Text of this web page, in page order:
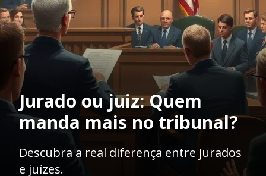
Jurado ou juiz: Quem
manda mais no tribunal?
Descubra a real diferença entre jurados
e juízes.